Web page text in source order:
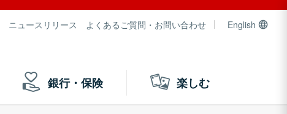
ニュースリリース よくあるご質問・お問い合わせ English
銀行・保険 楽しむ